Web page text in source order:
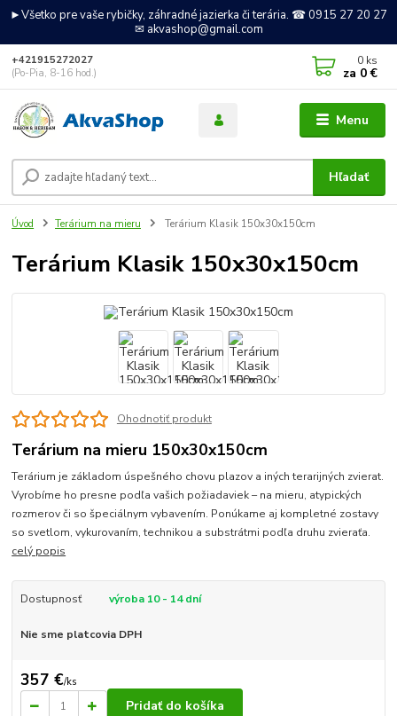
►Všetko pre vaše rybičky, záhradné jazierka či terária. ☎ 0915 27 20 27
✉ akvashop@gmail.com
Menu
Hľadať
+421915272027
(Po-Pia, 8-16 hod.)
0 ks
za 0 €
Úvod Terárium na mieru Terárium Klasik 150x30x150cm
Terárium Klasik 150x30x150cm
Ohodnotiť produkt
Terárium na mieru 150x30x150cm
Terárium je základom úspešného chovu plazov a iných terarijných zvierat.
Vyrobíme ho presne podľa vašich požiadaviek – na mieru, atypických
rozmerov či so špeciálnym vybavením. Ponúkame aj kompletné zostavy
so svetlom, vykurovaním, technikou a substrátmi podľa druhu zvieraťa.
celý popis
Dostupnosť výroba 10 - 14 dní
Nie sme platcovia DPH
357 €/ks
Pridať do košíka